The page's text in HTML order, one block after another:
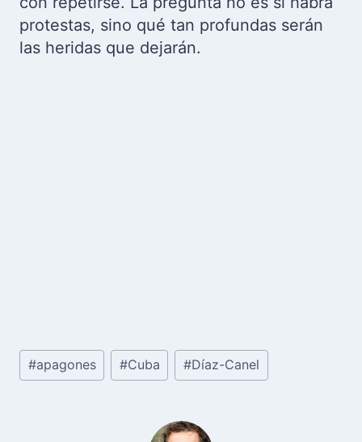
protestas, sino qué tan profundas serán
las heridas que dejarán.
Etiquetas
de
#apagones #Cuba #Díaz-Canel